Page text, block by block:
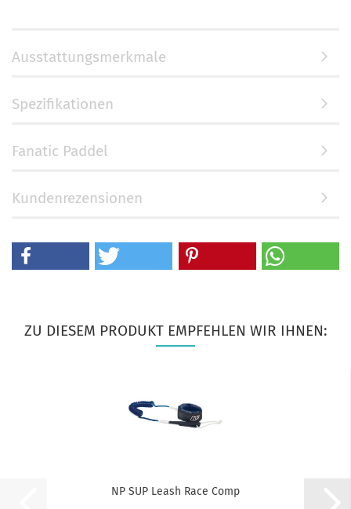
Ausstattungsmerkmale
Spezifikationen
Fanatic Paddel
Kundenrezensionen
ZU DIESEM PRODUKT EMPFEHLEN WIR IHNEN:
NP SUP Leash Race Comp